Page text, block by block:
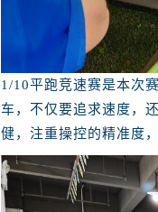
1/10平跑竞速赛是本次
车，不仅要追求速度，
健，注重操控的精准度